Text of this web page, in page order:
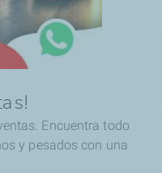
Encuentra todo
y pesados con una